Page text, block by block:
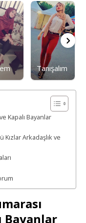
Tanışalım
Kapalı Bayanlar
Arkadaşlık ve
Bayanlar